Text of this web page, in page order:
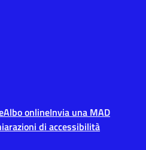
Albo onlineInvia una MAD
di accessibilità